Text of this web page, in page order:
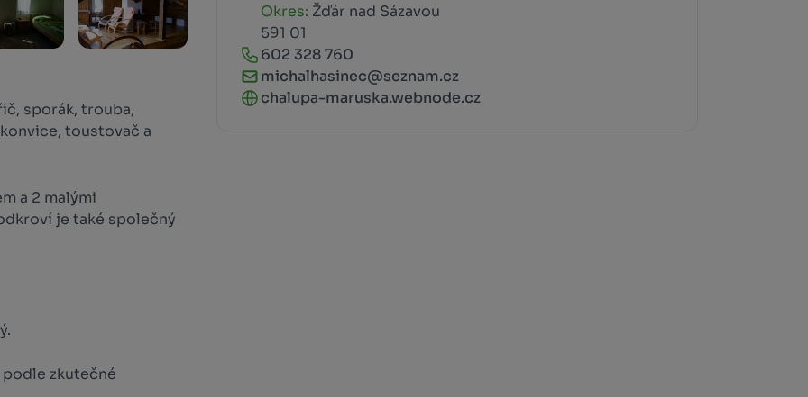
Okres: Žďár nad Sázavou
591 01
602 328 760
michalhasinec@seznam.cz
chalupa-maruska.webnode.cz
sporák, trouba,
toustovač a
a 2 malými
je také společný
zkutečné